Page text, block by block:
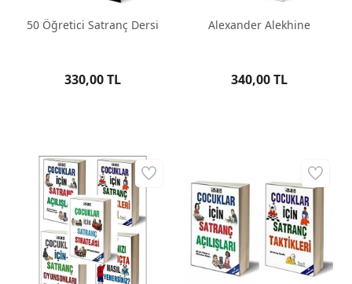
50 Öğretici Satranç Dersi
330,00 TL
Alexander Alekhine
340,00 TL